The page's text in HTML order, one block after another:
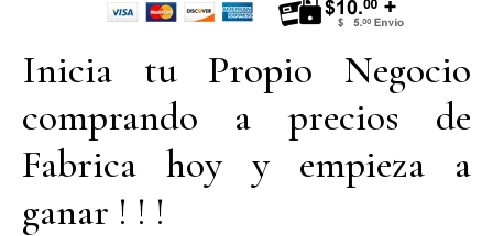
Inicia tu Propio Negocio
comprando a precios de
Fabrica hoy y empieza a
ganar ! ! !